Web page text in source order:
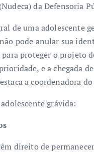
da Defensoria
de uma adolescente
pode anular sua
proteger o projeto
e a chegada
a coordenadora
grávida:
direito de